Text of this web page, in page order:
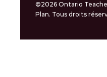
©2026 Ontario
Plan. Tous droits